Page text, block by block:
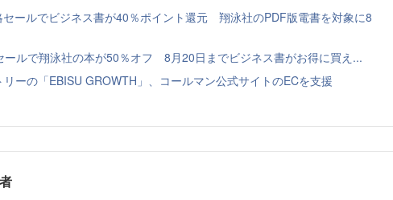
セールでビジネス書が40％ポイント還元 翔泳社のPDF版電書を対象に8
ールで翔泳社の本が50％オフ 8月20日までビジネス書がお得に買え...
ーの「EBISU GROWTH」、コールマン公式サイトのECを支援